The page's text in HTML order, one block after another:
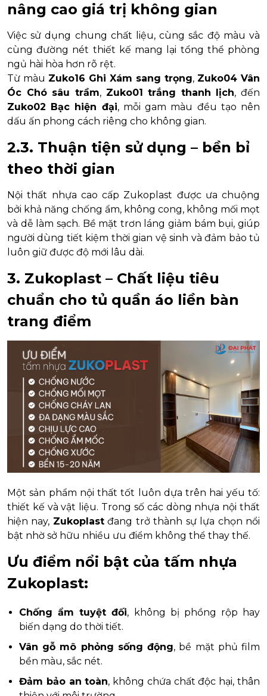
nâng cao giá trị không gian
Việc sử dụng chung chất liệu, cùng sắc độ màu và
cùng đường nét thiết kế mang lại tổng thể phòng
ngủ hài hòa hơn rõ rệt.
Từ màu Zuko16 Ghi Xám sang trọng, Zuko04 Vân
Óc Chó sâu trầm, Zuko01 trắng thanh lịch, đến
Zuko02 Bạc hiện đại, mỗi gam màu đều tạo nên
dấu ấn phong cách riêng cho không gian.
2.3. Thuận tiện sử dụng – bền bỉ
theo thời gian
Nội thất nhựa cao cấp Zukoplast được ưa chuộng
bởi khả năng chống ẩm, không cong, không mối mọt
và dễ làm sạch. Bề mặt trơn láng giảm bám bụi, giúp
người dùng tiết kiệm thời gian vệ sinh và đảm bảo tủ
luôn giữ được độ mới lâu dài.
3. Zukoplast – Chất liệu tiêu
chuẩn cho tủ quần áo liền bàn
trang điểm
Một sản phẩm nội thất tốt luôn dựa trên hai yếu tố:
thiết kế và vật liệu. Trong số các dòng nhựa nội thất
hiện nay, Zukoplastđang trở thành sự lựa chọn nổi
bật nhờ sở hữu nhiều ưu điểm không thể thay thế.
Ưu điểm nổi bật của tấm nhựa
Zukoplast:
Chống ẩm tuyệt đối, không bị phồng rộp hay
biến dạng do thời tiết.
Vân gỗ mô phỏng sống động, bề mặt phủ film
bền màu, sắc nét.
Đảm bảo an toàn, không chứa chất độc hại, thân